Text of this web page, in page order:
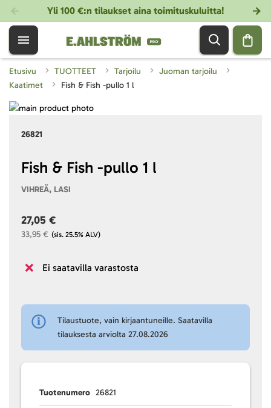
Yli 100 €:n tilaukset aina toimituskuluitta!
Etusivu TUOTTEET Tarjoilu
Juoman tarjoilu
Kaatimet
Fish & Fish -pullo 1 l
26821
Fish & Fish -pullo 1 l
VIHREÄ, LASI
(sis. 25.5% ALV)
33,95 €
27,05 €
Ei saatavilla varastosta
Tilaustuote, vain kirjaantuneille. Saatavilla
tilauksesta arviolta 27.08.2026
Tuotenumero 26821
Skip
images
beginning
gallery